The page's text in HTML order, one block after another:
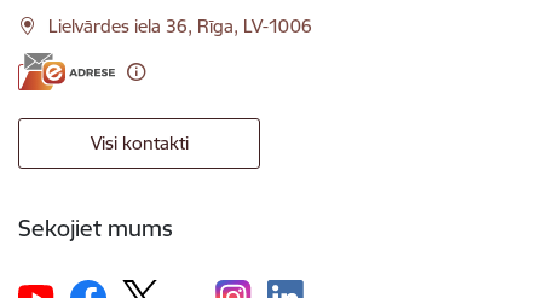
Lielvārdes iela 36, Rīga, LV-1006
Visi kontakti
Sekojiet mums